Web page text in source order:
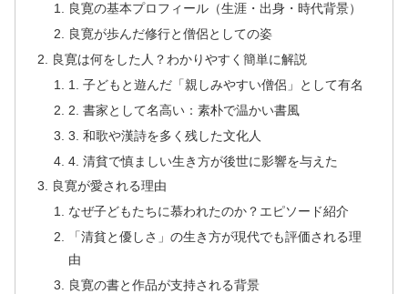
良寛の基本プロフィール（生涯・出身・時代背景）
良寛が歩んだ修行と僧侶としての姿
良寛は何をした人？わかりやすく簡単に解説
1. 子どもと遊んだ「親しみやすい僧侶」として有名
2. 書家として名高い：素朴で温かい書風
3. 和歌や漢詩を多く残した文化人
4. 清貧で慎ましい生き方が後世に影響を与えた
良寛が愛される理由
なぜ子どもたちに慕われたのか？エピソード紹介
「清貧と優しさ」の生き方が現代でも評価される理
由
良寛の書と作品が支持される背景